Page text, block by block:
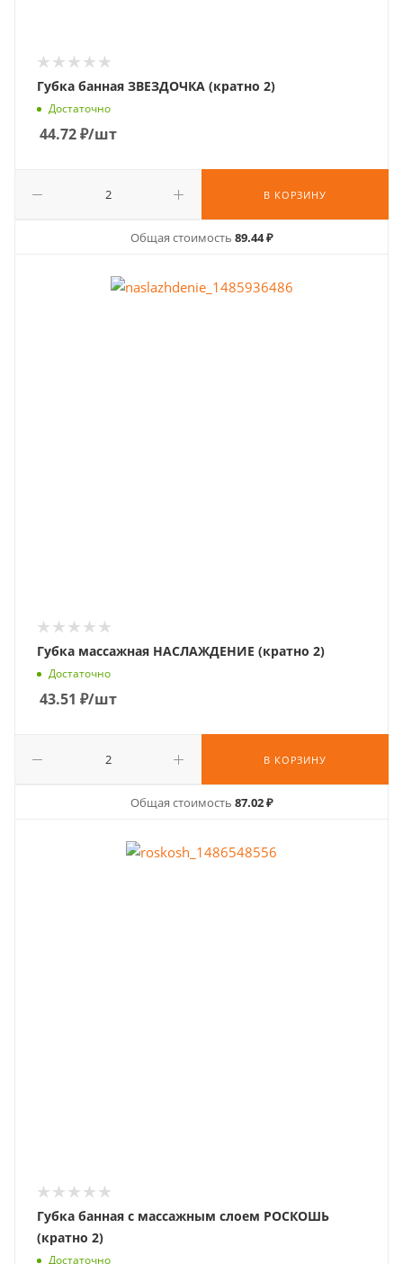
Губка банная ЗВЕЗДОЧКА (кратно 2)
Достаточно
44.72₽/шт
В КОРЗИНУ
Общая стоимость 89.44 ₽
Губка массажная НАСЛАЖДЕНИЕ (кратно 2)
Достаточно
43.51 ₽/шт
В КОРЗИНУ
Общая стоимость 87.02 ₽
Губка банная с массажным слоем РОСКОШЬ
(кратно 2)
Достаточно